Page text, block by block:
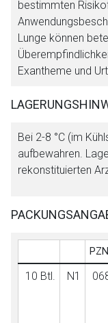
bestimmten
Lunge können
Exantheme und
Bei 2-8 °C (im
aufbewahren.
rekonstituierten
PZN
10 Btl. N1